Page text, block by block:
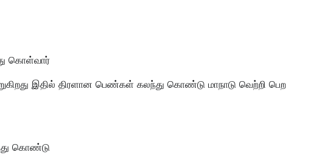
கொள்வார்
இதில் திரளான பெண்கள் கலந்து கொண்டு மாநாடு வெற்றி பெற
கொண்டு